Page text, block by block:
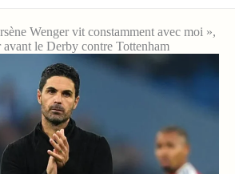
Wenger vit constamment avec moi »,
le Derby contre Tottenham